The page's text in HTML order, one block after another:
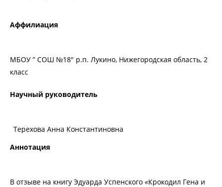
Аффилиация
МБОУ ” СОШ №18″ р.п. Лукино, Нижегородская область, 2
класс
Научный руководитель
Терехова Анна Константиновна
Аннотация
В отзыве на книгу Эдуарда Успенского «Крокодил Гена и